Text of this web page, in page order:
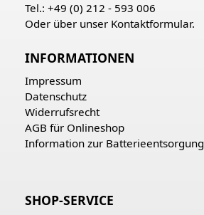
Tel.: +49 (0) 212 - 593 006
Oder über unser Kontaktformular.
INFORMATIONEN
Impressum
Datenschutz
Widerrufsrecht
AGB für Onlineshop
Information zur Batterieentsorgung
SHOP-SERVICE